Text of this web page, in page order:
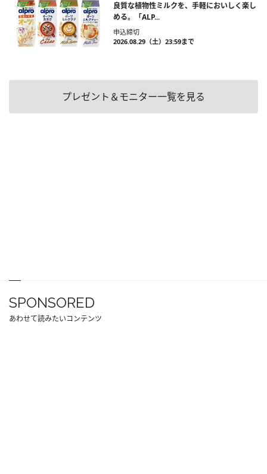
良質な植物性ミルクを、手軽においしく楽し
める。「ALP...
申込締切
2026.08.29（土）23:59まで
プレゼント＆モニター一覧を見る
SPONSORED
あわせて読みたいコンテンツ